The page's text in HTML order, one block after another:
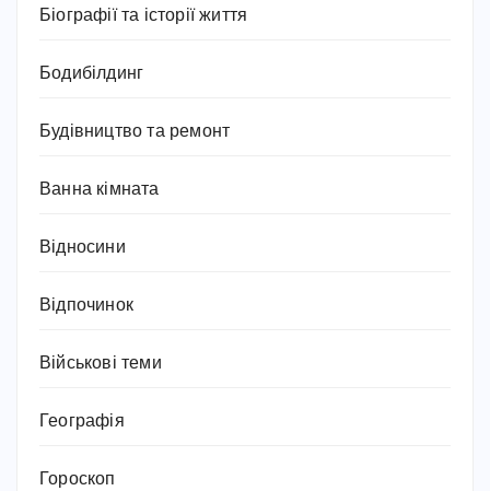
Біографії та історії життя
Бодибілдинг
Будівництво та ремонт
Ванна кімната
Відносини
Відпочинок
Військові теми
Географія
Гороскоп